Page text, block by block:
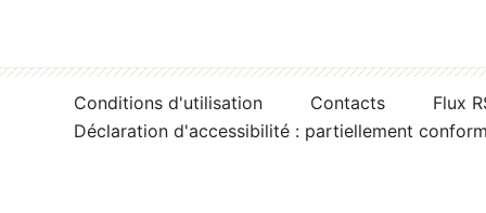
Conditions d'utilisation Contacts
Flux
Déclaration d'accessibilité : partiellement